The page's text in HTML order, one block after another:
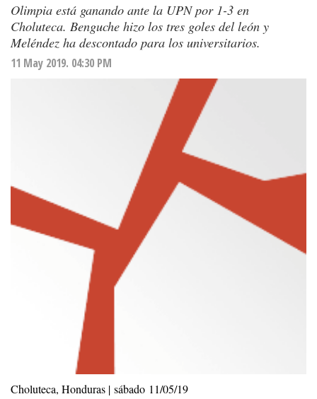
Olimpia está ganando ante la UPN por 1-3 en
Choluteca. Benguche hizo los tres goles del león y
Meléndez ha descontado para los universitarios.
11 May 2019. 04:30 PM
Choluteca, Honduras | sábado 11/05/19